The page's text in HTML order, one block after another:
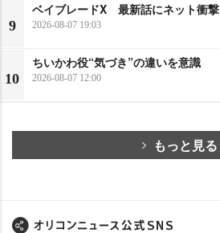
9
ベイブレードX 最新話にネット衝撃
2026-08-07 19:03
10
ちいかわ役“気づき”の違いを意識
2026-08-07 12:00
もっと見る